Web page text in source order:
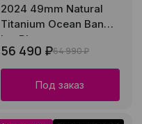
2024 49mm Natural
Titanium Ocean Band
Ice Blue
56 490 ₽64 990 ₽
Под заказ